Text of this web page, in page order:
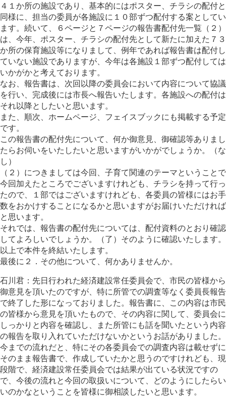
４１か所の施設であり、基本的にはポスター、チラシの配付と
同様に、担当の委員が各施設に１０部ずつ配付する案としてい
ます。続いて、６ページと７ページの報告書配付先一覧（２）
は、今年、ポスター、チラシの配付先として新たに加えた７３
か所の保育施設等になりまして、例年であれば報告書は配付し
ていない施設でありますが、今年は各施設１部ずつ配付しては
いかがかと考えております。
なお、報告書は、次回以降の委員会において内容について協議
を行い、完成後には市長へ報告いたします。各施設への配付は
それ以降としたいと思います。
また、順次、ホームページ、フェイスブックにも掲載する予定
です。
この報告書の配付先について、何か御意見、御確認等ありまし
たらお伺いをいたしたいと思いますがいかがでしょうか。（な
し）
（２）につきましては今回、子育て関連のテーマということで
今回加えたところでございますけれども、チラシを持って行っ
たので、１部ではございますけれども、各委員の皆様にはお手
数をおかけすることになるかと思いますがお届けいただければ
と思います。
それでは、報告書の配付先については、配付資料のとおり確認
してよろしいでしょうか。（了）そのように確認いたします。
以上で本件を終結いたします。
最後に２．その他について、何かありませんか。
石川君：先日行われた経済建設常任委員会で、市民の皆様から
御意見を頂いたのですが、特に所管での調査等なく委員長報告
で終了した形になっておりました。報告書に、この内容は市民
の皆様から意見を頂いたもので、その内容に関して、委員会に
しっかりと内容を確認し、また所管にも話を聞いたという内容
の報告を取り入れていただけないかというお話がありました。
今までの流れだと、特にその各委員会での調査内容は載せずに
そのまま報告書で、作成していたかと思うのですけれども、現
段階で、経済建設常任委員会では結果が出ている状況ですの
で、今後の流れと今回の取扱いについて、どのようにしたらい
いのかなということを皆様に御相談したいと思います。